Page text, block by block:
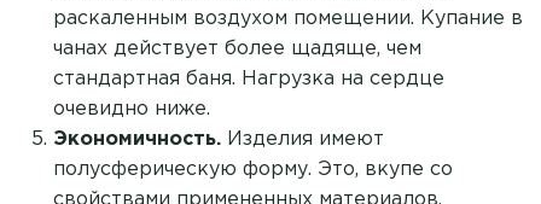
раскаленным воздухом помещении. Купание в
чанах действует более щадяще, чем
стандартная баня. Нагрузка на сердце
очевидно ниже.
Экономичность. Изделия имеют
полусферическую форму. Это, вкупе со
свойствами примененных материалов,